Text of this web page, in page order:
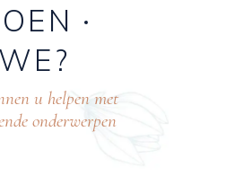
WE?
u helpen met
onderwerpen